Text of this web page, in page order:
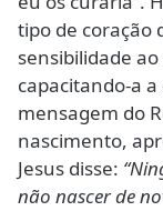
tipo de coração
sensibilidade
capacitando-a
mensagem do
nascimento,
Jesus disse:
não nascer de